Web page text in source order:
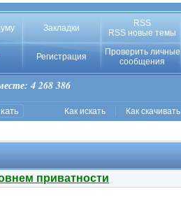
Закладки
RSS
RSS новые темы
Регистрация
Проверить личные
сообщения
4 268 386
Как искать Как скачивать
приватности